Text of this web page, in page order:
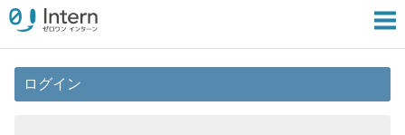
ログイン